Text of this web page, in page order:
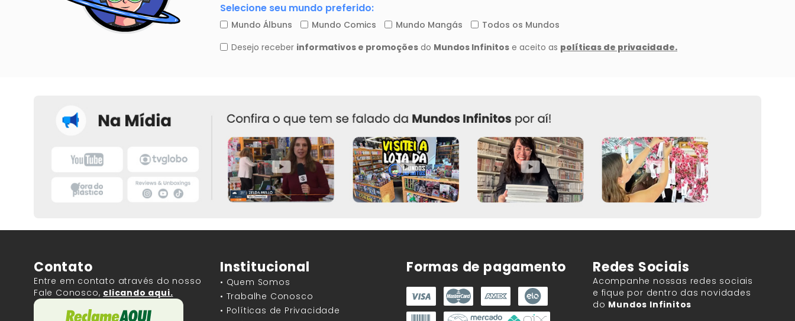
Contato
Entre em contato através do nosso
Fale Conosco, clicando aqui.
Institucional
• Quem Somos
• Trabalhe Conosco
• Políticas de Privacidade
Formas de pagamento Redes Sociais
Acompanhe nossas redes sociais
e fique por dentro das novidades
do Mundos Infinitos